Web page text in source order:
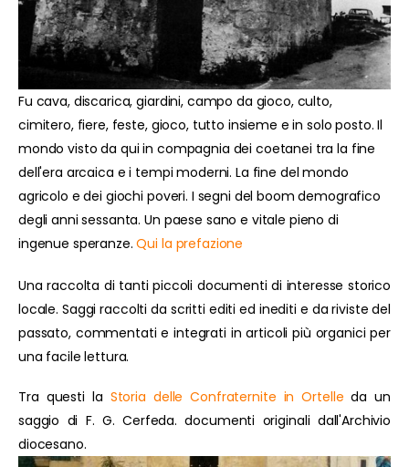
Fu cava, discarica, giardini, campo da gioco, culto,
cimitero, fiere, feste, gioco, tutto insieme e in solo posto. Il
mondo visto da qui in compagnia dei coetanei tra la fine
dell'era arcaica e i tempi moderni. La fine del mondo
agricolo e dei giochi poveri. I segni del boom demografico
degli anni sessanta. Un paese sano e vitale pieno di
ingenue speranze.Qui la prefazione
Una raccolta di tanti piccoli documenti di interesse storico
locale. Saggi raccolti da scritti editi ed inediti e da riviste del
passato, commentati e integrati in articoli più organici per
una facile lettura.
Tra questi la Storia delle Confraternite in Ortelle da un
saggio di F. G. Cerfeda. documenti originali dall'Archivio
diocesano.